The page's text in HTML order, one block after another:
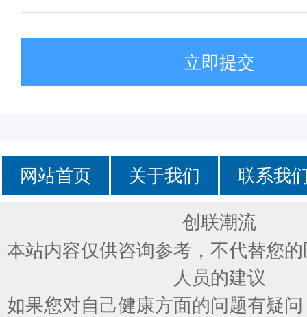
立即提交
网站首页 关于我们 联系我
创联潮流
本站内容仅供咨询参考，不代替您
人员的建议
如果您对自己健康方面的问题有疑